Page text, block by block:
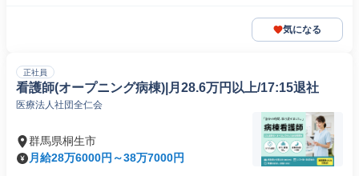
気になる
正社員
看護師(オープニング病棟)|月28.6万円以上/17:15退社
医療法人社団全仁会
群馬県桐生市
月給28万6000円～38万7000円